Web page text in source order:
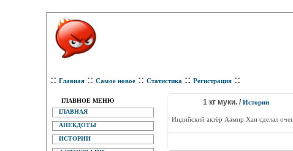
:: Главная :: Самое новое :: Статистика :: Регистрация ::
ГЛАВНОЕ МЕНЮ
ГЛАВНАЯ
АНЕКДОТЫ
ИСТОРИИ
1 кг муки. / Истории
Индийский актёр Аамир Хан сделал